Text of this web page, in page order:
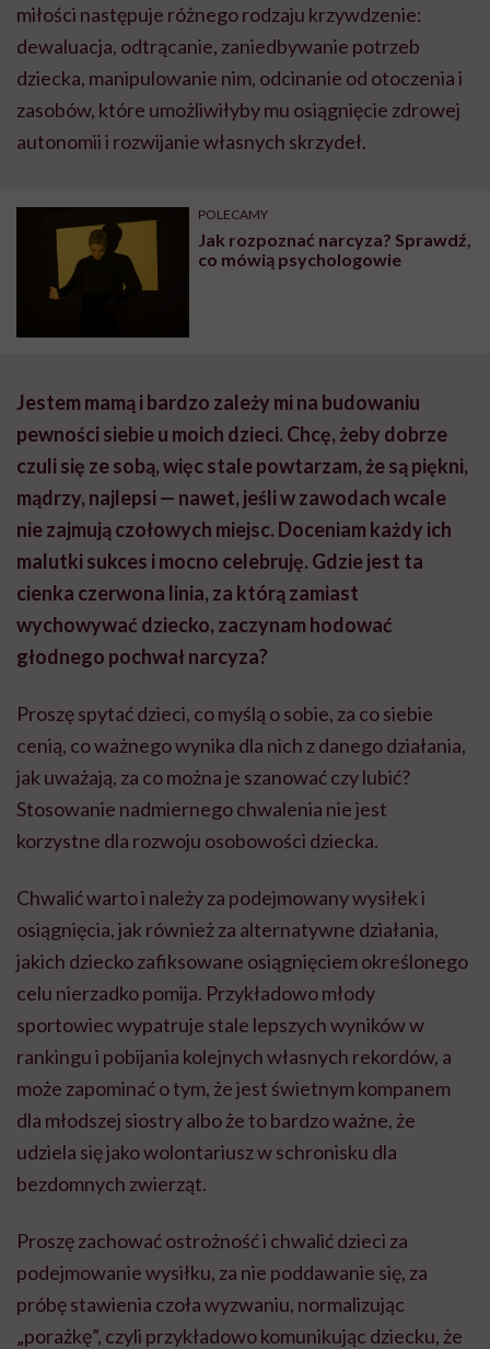
miłości następuje różnego rodzaju krzywdzenie:
dewaluacja, odtrącanie, zaniedbywanie potrzeb
dziecka, manipulowanie nim, odcinanie od otoczenia i
zasobów, które umożliwiłyby mu osiągnięcie zdrowej
autonomii i rozwijanie własnych skrzydeł.
POLECAMY
Jak rozpoznać narcyza? Sprawdź,
co mówią psychologowie
Jestem mamą i bardzo zależy mi na budowaniu
pewności siebie u moich dzieci. Chcę, żeby dobrze
czuli się ze sobą, więc stale powtarzam, że są piękni,
mądrzy, najlepsi — nawet, jeśliw zawodach wcale
nie zajmują czołowych miejsc. Doceniam każdy ich
malutki sukces i mocno celebruję. Gdzie jest ta
cienka czerwona linia, za którą zamiast
wychowywać dziecko, zaczynam hodować
głodnego pochwał narcyza?
Proszę spytać dzieci, co myślą o sobie, za co siebie
cenią, co ważnego wynika dla nich z danego działania,
jak uważają, za co można je szanować czy lubić?
Stosowanie nadmiernego chwalenia nie jest
korzystne dla rozwoju osobowości dziecka.
Chwalić warto i należy za podejmowany wysiłek i
osiągnięcia, jak również za alternatywne działania,
jakich dziecko zafiksowane osiągnięciem określonego
celu nierzadko pomija. Przykładowo młody
sportowiec wypatruje stale lepszych wyników w
rankingu i pobijania kolejnych własnych rekordów, a
może zapominać o tym, że jest świetnym kompanem
dla młodszej siostryalboże to bardzo ważne, że
udziela się jako wolontariusz w schronisku dla
bezdomnych zwierząt.
Proszę zachować ostrożność i chwalić dzieci za
podejmowanie wysiłku, za nie poddawanie się, za
próbę stawienia czoła wyzwaniu, normalizując
„porażkę”, czyli przykładowo komunikując dziecku, że